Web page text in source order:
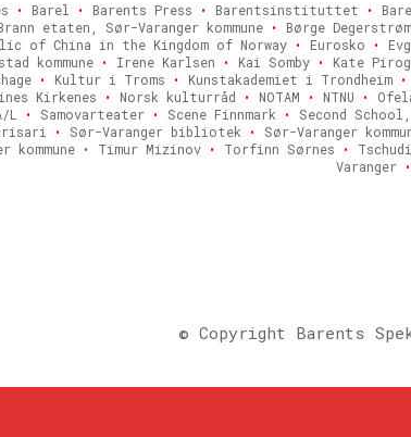
• Barel • Barents Press • Barentsinstituttet •
etaten, Sør-Varanger kommune • Børge Degerstrøm
of China in the Kingdom of Norway • Eurosko •
kommune • Irene Karlsen • Kai Somby • Kate
• Kultur i Troms • Kunstakademiet i Trondheim •
Kirkenes • Norsk kulturråd • NOTAM • NTNU •
L
• Samovarteater • Scene Finnmark • Second
• Sør-Varanger bibliotek • Sør-Varanger
• Timur Mizinov • Torfinn Sørnes •
Varanger
•
© Copyright Barents